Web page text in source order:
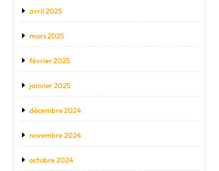
avril 2025
mars 2025
février 2025
janvier 2025
décembre 2024
novembre 2024
octobre 2024